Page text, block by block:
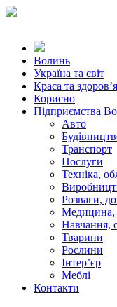
Волинь
Україна та світ
Краса та здоров’я
Корисно
Підприємства
Авто
Транспорт
Послуги
Техніка,
Розваги,
Медицина,
Навчання,
Тварини
Рослини
Інтер’єр
Меблі
Контакти